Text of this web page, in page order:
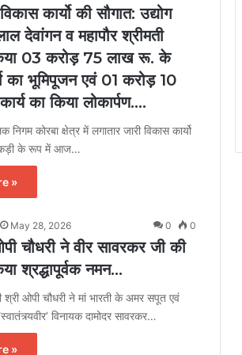
कार्यो की सौगात: उद्योग
देवांगन व महापौर श्रीमती
03 करोड़ 75 लाख रू. के
का भूमिपूजन एवं 01 करोड़ 10
का किया लोकार्पण….
निगम कोरबा क्षेत्र में लगातार जारी विकास कार्यो
कड़ी के रूप में आज…
»
May 28, 2026 0 0
चौधरी ने वीर सावरकर जी की
श्रद्धापूर्वक नमन…
श्री ओपी चौधरी ने मां भारती के अमर सपूत एवं
विनायक दामोदर सावरकर…
»